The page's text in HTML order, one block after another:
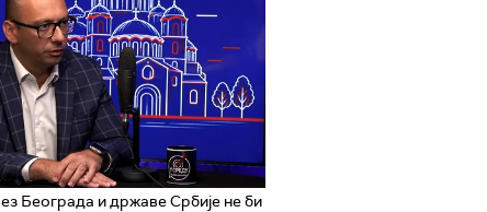
Београда и државе Србије не би